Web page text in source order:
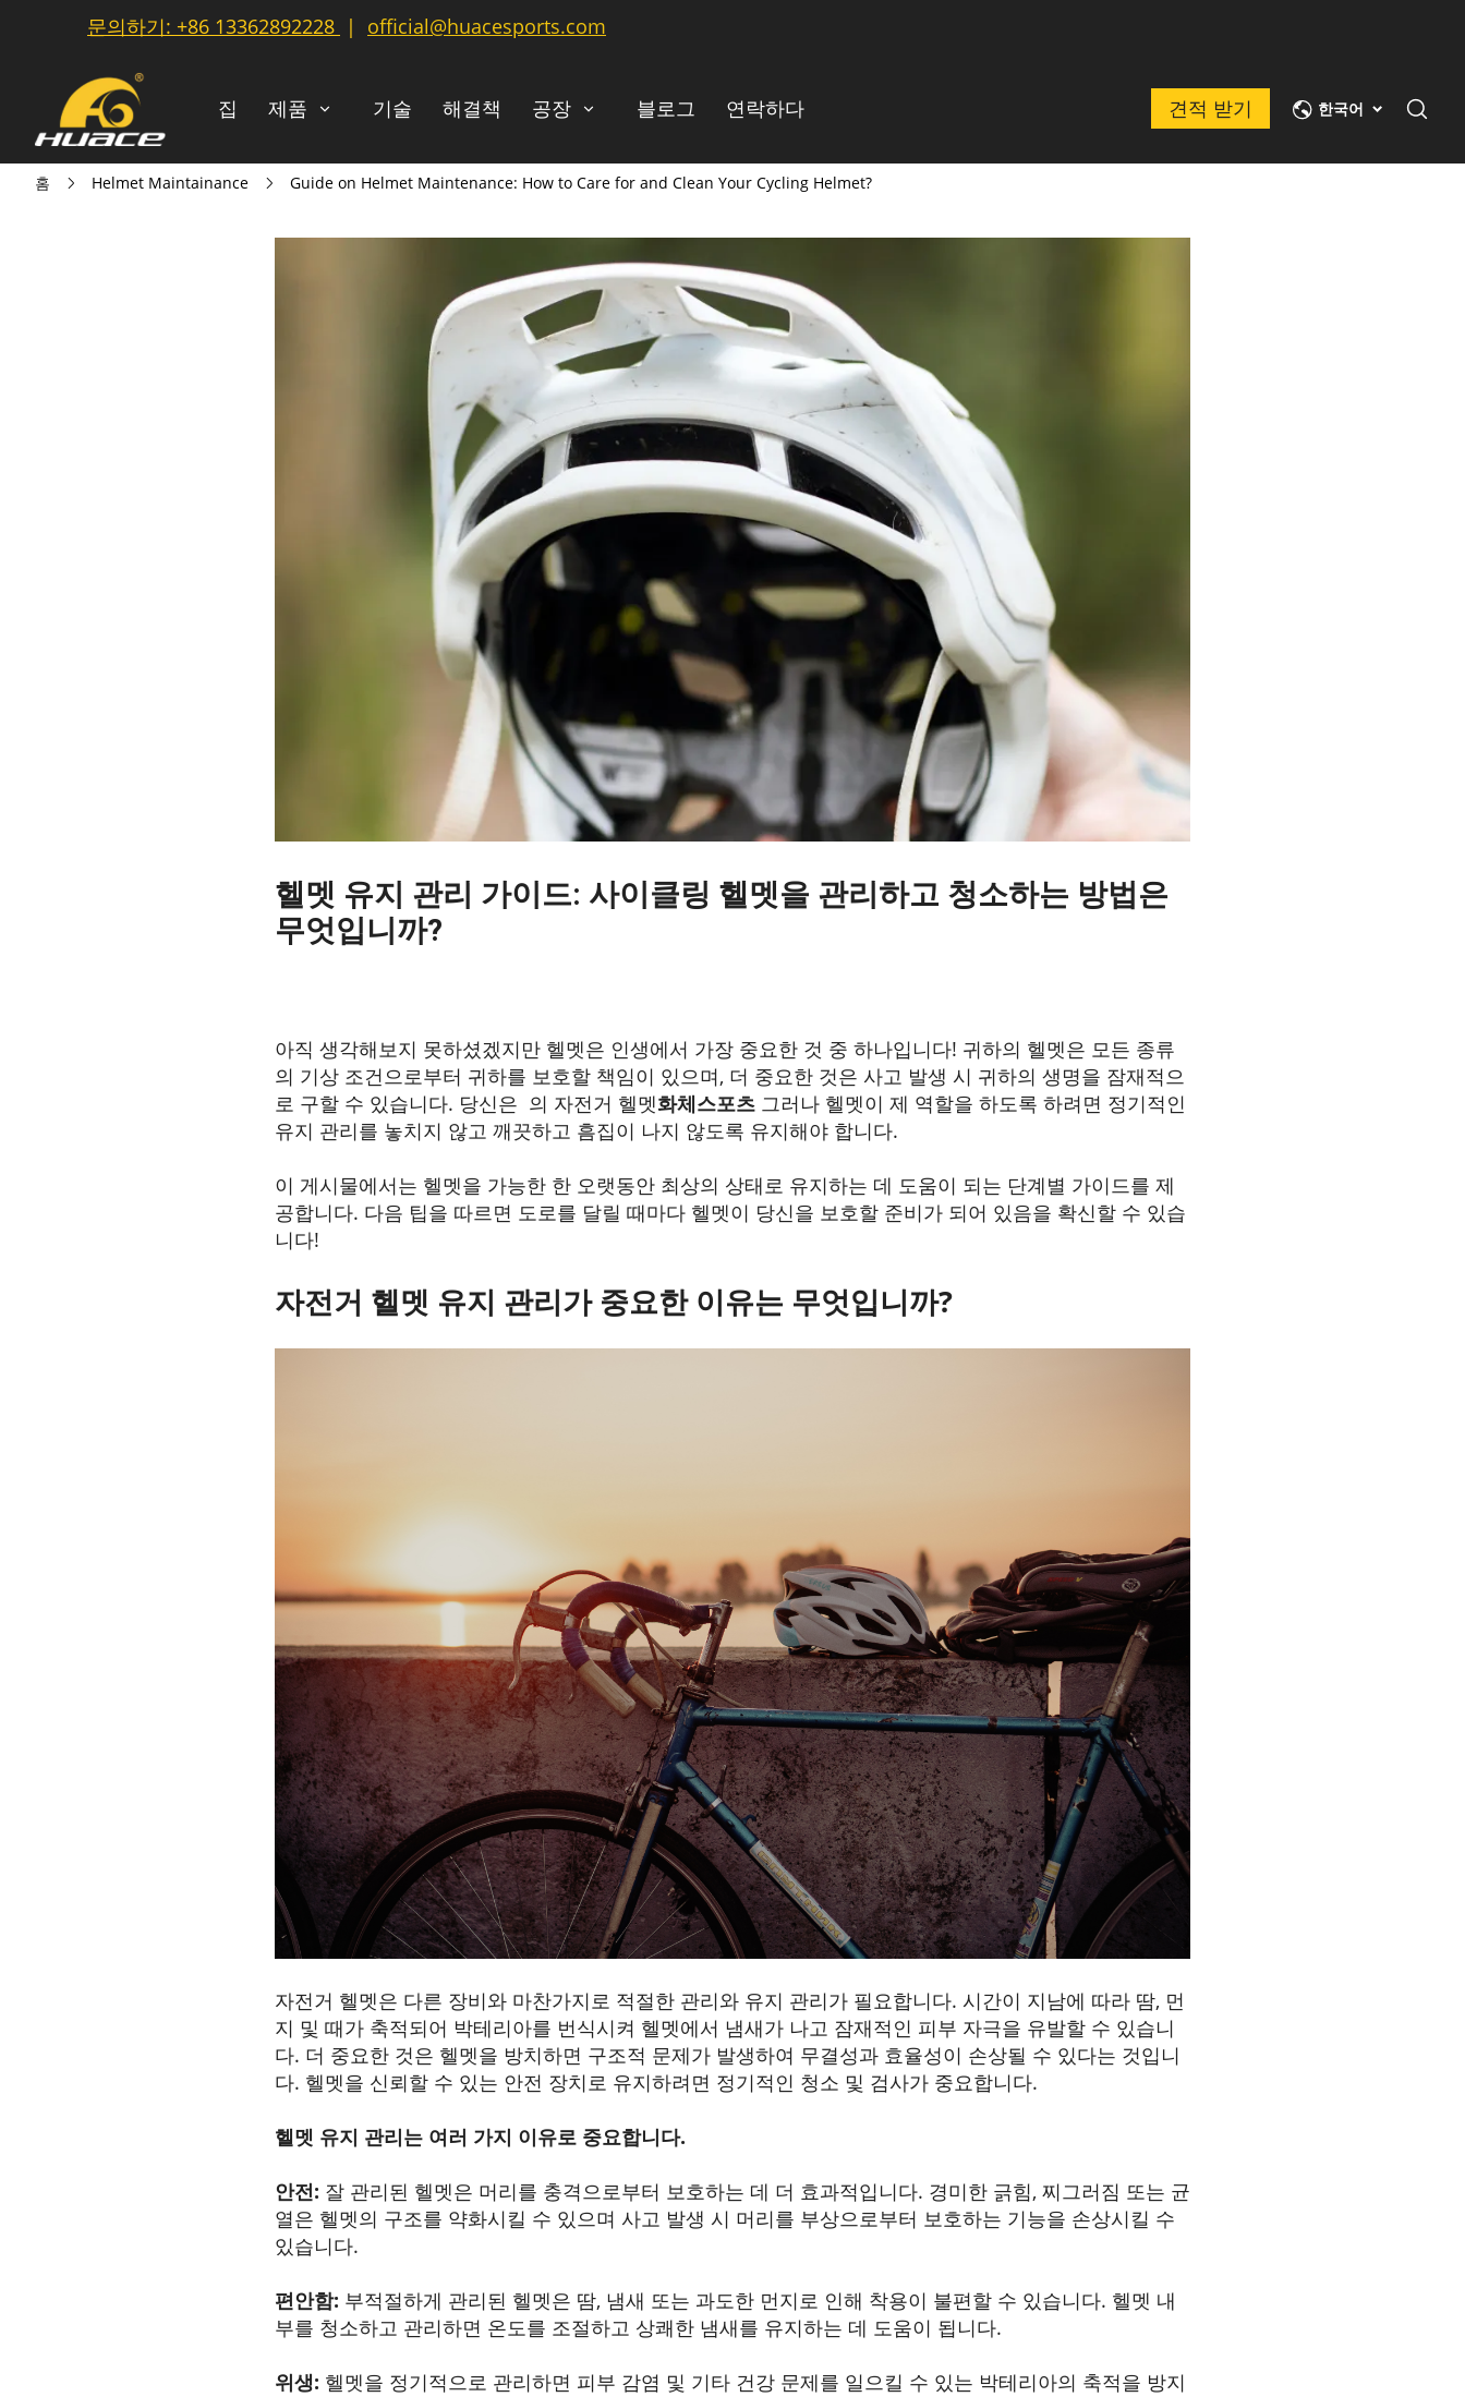
문의하기: +86 13362892228 | official@huacesports.com
집 제품 기술 해결책 공장 블로그 연락하다 견적 받기 한국어
홈 Helmet Maintainance Guide on Helmet Maintenance: How to Care for and Clean Your Cycling Helmet?
헬멧 유지 관리 가이드: 사이클링 헬멧을 관리하고 청소하는 방법은
무엇입니까?
아직 생각해보지 못하셨겠지만 헬멧은 인생에서 가장 중요한 것 중 하나입니다! 귀하의 헬멧은 모든 종류
의 기상 조건으로부터 귀하를 보호할 책임이 있으며, 더 중요한 것은 사고 발생 시 귀하의 생명을 잠재적으
로 구할 수 있습니다. 당신은 의 자전거 헬멧화체스포츠 그러나 헬멧이 제 역할을 하도록 하려면 정기적인
유지 관리를 놓치지 않고 깨끗하고 흠집이 나지 않도록 유지해야 합니다.
이 게시물에서는 헬멧을 가능한 한 오랫동안 최상의 상태로 유지하는 데 도움이 되는 단계별 가이드를 제
공합니다. 다음 팁을 따르면 도로를 달릴 때마다 헬멧이 당신을 보호할 준비가 되어 있음을 확신할 수 있습
니다!
자전거 헬멧 유지 관리가 중요한 이유는 무엇입니까?
자전거 헬멧은 다른 장비와 마찬가지로 적절한 관리와 유지 관리가 필요합니다. 시간이 지남에 따라 땀, 먼
지 및 때가 축적되어 박테리아를 번식시켜 헬멧에서 냄새가 나고 잠재적인 피부 자극을 유발할 수 있습니
다. 더 중요한 것은 헬멧을 방치하면 구조적 문제가 발생하여 무결성과 효율성이 손상될 수 있다는 것입니
다. 헬멧을 신뢰할 수 있는 안전 장치로 유지하려면 정기적인 청소 및 검사가 중요합니다.
헬멧 유지 관리는 여러 가지 이유로 중요합니다.
안전: 잘 관리된 헬멧은 머리를 충격으로부터 보호하는 데 더 효과적입니다. 경미한 긁힘, 찌그러짐 또는 균
열은 헬멧의 구조를 약화시킬 수 있으며 사고 발생 시 머리를 부상으로부터 보호하는 기능을 손상시킬 수
있습니다.
편안함: 부적절하게 관리된 헬멧은 땀, 냄새 또는 과도한 먼지로 인해 착용이 불편할 수 있습니다. 헬멧 내
부를 청소하고 관리하면 온도를 조절하고 상쾌한 냄새를 유지하는 데 도움이 됩니다.
위생: 헬멧을 정기적으로 관리하면 피부 감염 및 기타 건강 문제를 일으킬 수 있는 박테리아의 축적을 방지